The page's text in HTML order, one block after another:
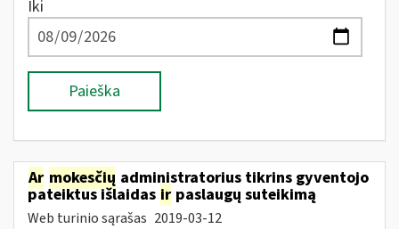
Iki
Paieška
Ar mokesčių administratorius tikrins gyventojo
pateiktus išlaidas ir paslaugų suteikimą
Web turinio sąrašas 2019-03-12